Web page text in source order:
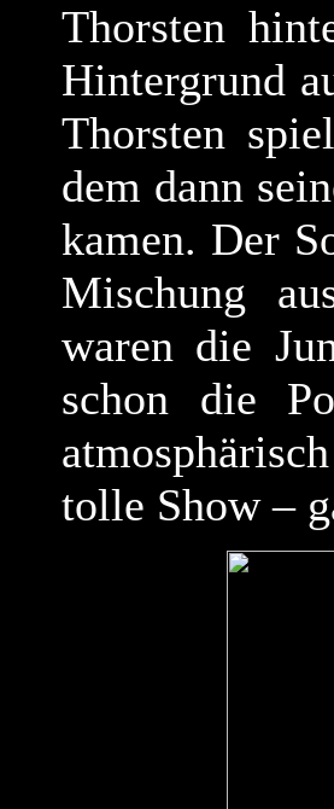
Thorsten
Hintergrund
Thorsten
dem dann
kamen. Der
Mischung
waren die
schon die
tolle Show –